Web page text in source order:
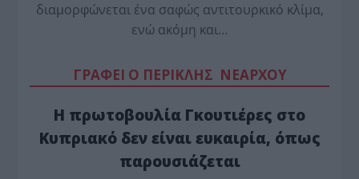
διαμορφώνεται ένα σαφώς αντιτουρκικό κλίμα,
ενώ ακόμη και…
ΓΡΑΦΕΙ Ο ΠΕΡΙΚΛΗΣ ΝΕΑΡΧΟΥ
Η πρωτοβουλία Γκουτιέρες στο
Κυπριακό δεν είναι ευκαιρία, όπως
παρουσιάζεται